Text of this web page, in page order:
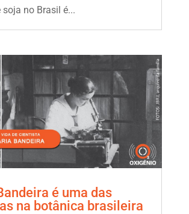
no Brasil é...
é uma das
na botânica brasileira